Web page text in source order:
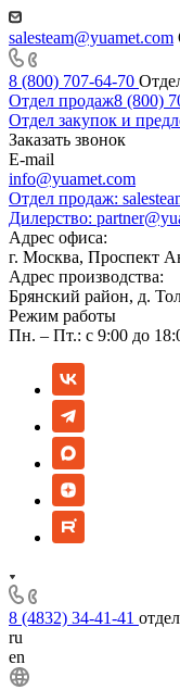
salesteam@yuamet.com
8 (800) 707-64-70
Отдел продаж8 (800)
Отдел закупок и
Заказать звонок
E-mail
info@yuamet.com
Отдел продаж:
Дилерство:
Адрес офиса:
г. Москва, Проспект
Адрес производства:
Брянский район, д.
Режим работы
Пн. – Пт.: с 9:00 до
8 (4832) 34-41-41
ru
en